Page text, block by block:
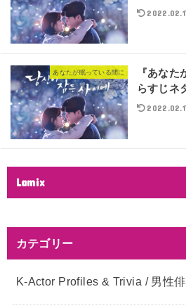
あなたが眠っている間に
『あな
らすじネ
Lamix
カテゴリー
K-Actor Profiles & Trivia / 男性